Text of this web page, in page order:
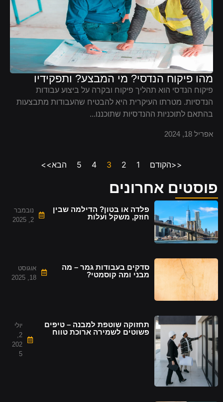
פוסטים אחרונים
פלדה או בטון? הדילמה שבין
חוזק, משקל ועלות
נובמבר
2, 2025
סדקים בעבודות גמר – מה
מבני ומה קוסמטי?
אוגוסט
18, 2025
תחזוקה שוטפת למבנה – טיפים
פשוטים לשמירה ארוכת טווח
יולי
2,
202
5
מהו פיקוח הנדסי? מי המבצע? ותפקידיו
פיקוח הנדסי הוא תהליך פיקוח ובקרה על ביצוע עבודות
הנדסיות. מטרתו העיקרית היא להבטיח שהעבודות מתבצעות
בהתאם לתוכניות ההנדסיות שתוכננו...
אפריל 18, 2024
<<הקודם 1
2
3
4
5 הבא>>